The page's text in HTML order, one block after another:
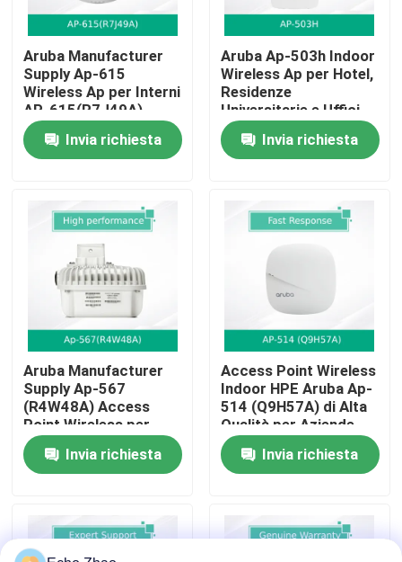
Casa.
Prodotti
Video
Chi Siamo
Visita alla fabbrica
Controllo della qualità
Contattaci
Notizie
Chiedi un preventivo
Aruba Manufacturer
Supply Ap-615
Wireless Ap per Interni
AP-615(R7J49A)
Invia richiesta
Aruba Ap-503h Indoor
Wireless Ap per Hotel,
Residenze
Universitarie e Uffici
Remoti
Invia richiesta
Aruba Manufacturer
Supply Ap-567
(R4W48A) Access
Point Wireless per
Interni
Invia richiesta
Access Point Wireless
Indoor HPE Aruba Ap-
514 (Q9H57A) di Alta
Qualità per Aziende
Invia richiesta